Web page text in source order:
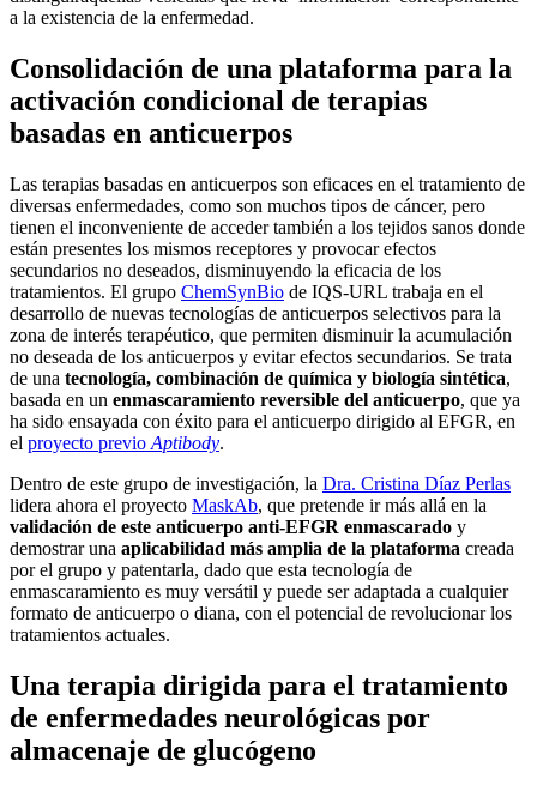
a la existencia de la enfermedad.
Consolidación de una plataforma para la
activación condicional de terapias
basadas en anticuerpos
Las terapias basadas en anticuerpos son eficaces en el tratamiento de
diversas enfermedades, como son muchos tipos de cáncer, pero
tienen el inconveniente de acceder también a los tejidos sanos donde
están presentes los mismos receptores y provocar efectos
secundarios no deseados, disminuyendo la eficacia de los
tratamientos. El grupo ChemSynBio de IQS-URL trabaja en el
desarrollo de nuevas tecnologías de anticuerpos selectivos para la
zona de interés terapéutico, que permiten disminuir la acumulación
no deseada de los anticuerpos y evitar efectos secundarios. Se trata
de una tecnología, combinación de química y biología sintética,
basada en un enmascaramiento reversible del anticuerpo, que ya
ha sido ensayada con éxito para el anticuerpo dirigido al EFGR, en
el proyecto previo Aptibody.
Dentro de este grupo de investigación, la Dra. Cristina Díaz Perlas
lidera ahora el proyecto MaskAb, que pretende ir más allá en la
validación de este anticuerpo anti-EFGR enmascarado y
demostrar una aplicabilidad más amplia de la plataforma creada
por el grupo y patentarla, dado que esta tecnología de
enmascaramiento es muy versátil y puede ser adaptada a cualquier
formato de anticuerpo o diana, con el potencial de revolucionar los
tratamientos actuales.
Una terapia dirigida para el tratamiento
de enfermedades neurológicas por
almacenaje de glucógeno